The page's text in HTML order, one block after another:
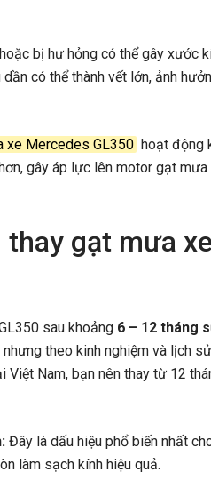
bị hư hỏng có thể gây xước
có thể thành vết lớn, ảnh
xe Mercedes GL350 hoạt động
gây áp lực lên motor gạt mưa
gạt mưa xe
sau khoảng 6 – 12 tháng
theo kinh nghiệm và lịch
Việt Nam, bạn nên thay từ 12
Đây là dấu hiệu phổ biến nhất
làm sạch kính hiệu quả.